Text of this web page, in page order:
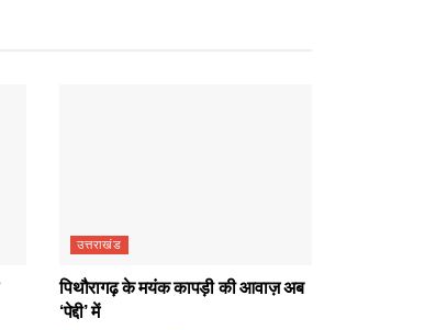
उत्तराखंड
पिथौरागढ़ के मयंक कापड़ी की आवाज़ अब
‘पेद्दी’ में